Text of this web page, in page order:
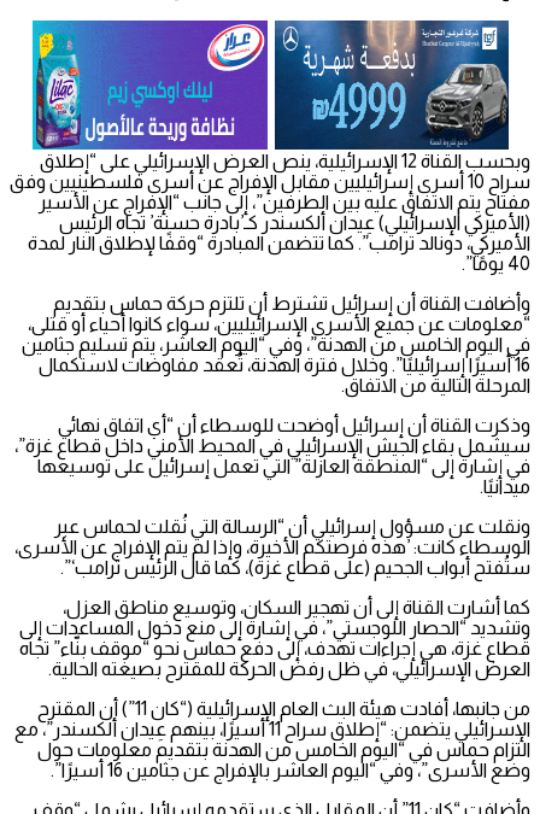
وبحسب القناة 12 الإسرائيلية، ينص العرض الإسرائيلي على “إطلاق
سراح 10 أسرى إسرائيليين مقابل الإفراج عن أسرى فلسطينيين وفق
مفتاح يتم الاتفاق عليه بين الطرفين”، إلى جانب “الإفراج عن الأسير
(الأميركي الإسرائيلي) عِيدان ألكسندر كـ’بادرة حسنة’ تجاه الرئيس
الأميركي، دونالد ترامب”. كما تتضمن المبادرة “وقفًا لإطلاق النار لمدة
40 يومًا”.
وأضافت القناة أن إسرائيل تشترط أن تلتزم حركة حماس بتقديم
“معلومات عن جميع الأسرى الإسرائيليين، سواء كانوا أحياء أو قتلى،
في اليوم الخامس من الهدنة”، وفي “اليوم العاشر، يتم تسليم جثامين
16 أسيرًا إسرائيليًا”. وخلال فترة الهدنة، تُعقد مفاوضات لاستكمال
المرحلة التالية من الاتفاق.
وذكرت القناة أن إسرائيل أوضحت للوسطاء أن “أي اتفاق نهائي
سيشمل بقاء الجيش الإسرائيلي في المحيط الأمني داخل قطاع غزة”،
في إشارة إلى “المنطقة العازلة” التي تعمل إسرائيل على توسيعها
ميدانيًا.
ونقلت عن مسؤول إسرائيلي أن “الرسالة التي نُقلت لحماس عبر
الوسطاء كانت: ’هذه فرصتكم الأخيرة، وإذا لم يتم الإفراج عن الأسرى،
ستُفتح أبواب الجحيم (على قطاع غزة)، كما قال الرئيس ترامب‘”.
كما أشارت القناة إلى أن تهجير السكان، وتوسيع مناطق العزل،
وتشديد “الحصار اللوجستي”، في إشارة إلى منع دخول المساعدات إلى
قطاع غزة، هي إجراءات تهدف، إلى دفع حماس نحو “موقف بنّاء” تجاه
العرض الإسرائيلي، في ظل رفض الحركة للمقترح بصيغته الحالية.
من جانبها، أفادت هيئة البث العام الإسرائيلية (“كان 11”) أن المقترح
الإسرائيلي يتضمن: “إطلاق سراح 11 أسيرًا، بينهم عِيدان ألكسندر”، مع
التزام حماس في “اليوم الخامس من الهدنة بتقديم معلومات حول
وضع الأسرى”، وفي “اليوم العاشر بالإفراج عن جثامين 16 أسيرًا”.